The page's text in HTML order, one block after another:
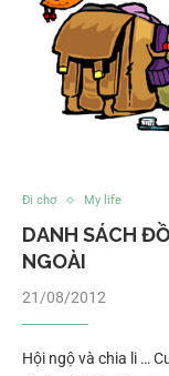
Đi chợ My life
DANH SÁCH
NGOÀI
21/08/2012
Hội ngộ và chia li …